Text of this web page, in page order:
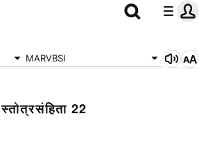
MARVBSI
स्तोत्रसंहिता 22